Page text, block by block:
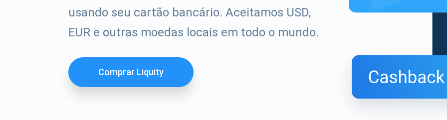
usando seu cartão bancário. Aceitamos USD,
EUR e outras moedas locais em todo o mundo.
Comprar Liquity